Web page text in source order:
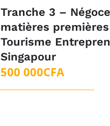
Tranche 3 –
matières
Tourisme
Singapour
500 000CFA